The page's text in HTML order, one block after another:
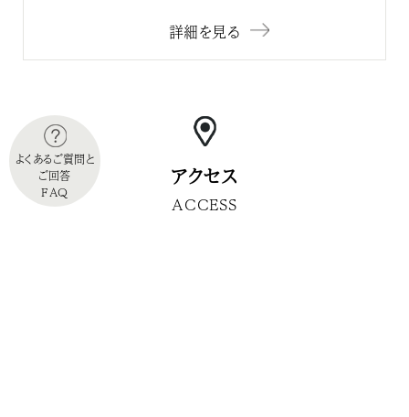
詳細を見る
アクセス
ACCESS
よくあるご質問と
ご回答
FAQ